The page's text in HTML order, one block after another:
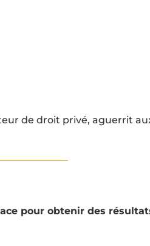
de droit privé, aguerrit
pour obtenir des